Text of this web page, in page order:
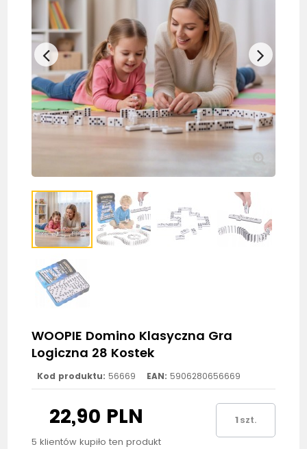
WOOPIE Domino Klasyczna Gra
Logiczna 28 Kostek
Kod produktu: 56669 EAN: 5906280656669
22,90 PLN
5 klientów kupiło ten produkt
szt.